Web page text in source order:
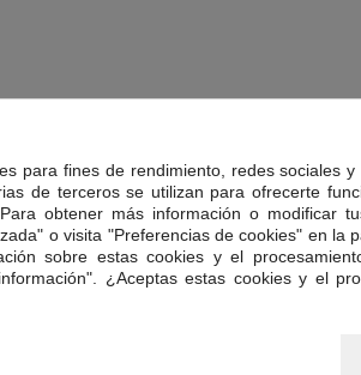
para fines de rendimiento, redes sociales y
de terceros se utilizan para ofrecerte
obtener más información o modificar
o visita "Preferencias de cookies" en la
sobre estas cookies y el
¿Aceptas estas cookies y el